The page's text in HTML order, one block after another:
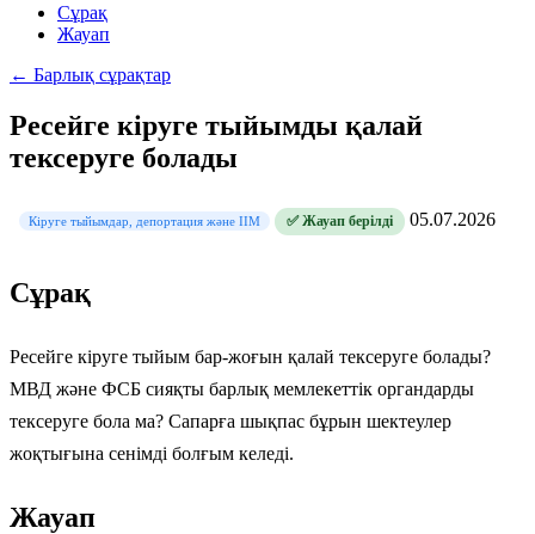
Сұрақ
Жауап
← Барлық сұрақтар
Ресейге кіруге тыйымды қалай
тексеруге болады
Кіруге тыйымдар, депортация және ІІМ ✅ Жауап берілді 05.07.2026
Сұрақ
Ресейге кіруге тыйым бар-жоғын қалай тексеруге болады?
МВД және ФСБ сияқты барлық мемлекеттік органдарды
тексеруге бола ма? Сапарға шықпас бұрын шектеулер
жоқтығына сенімді болғым келеді.
Жауап